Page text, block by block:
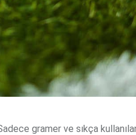
gramer ve sıkça